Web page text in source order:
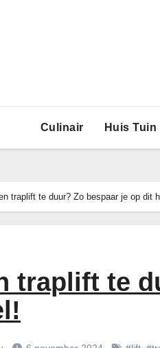
Culinair Huis Tuin
traplift te duur? Zo bespaar je op dit
traplift te